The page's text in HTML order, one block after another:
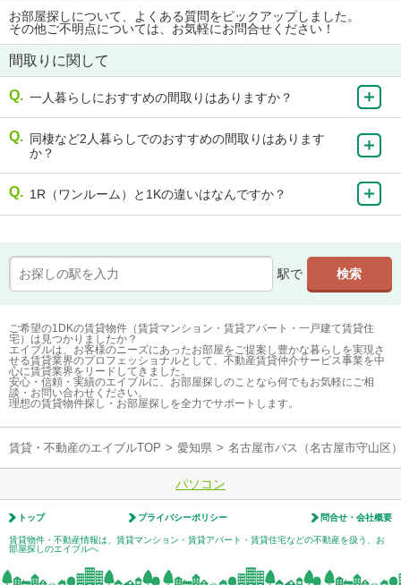
お部屋探しについて、よくある質問をピックアップしました。
その他ご不明点については、お気軽にお問合せください！
間取りに関して
一人暮らしにおすすめの間取りはありますか？
同棲など2人暮らしでのおすすめの間取りはあります
か？
1R（ワンルーム）と1Kの違いはなんですか？
駅で
ご希望の1DKの賃貸物件（賃貸マンション・賃貸アパート・一戸建て賃貸住
宅）は見つかりましたか？
エイブルは、お客様のニーズにあったお部屋をご提案し豊かな暮らしを実現さ
せる賃貸業界のプロフェッショナルとして、不動産賃貸仲介サービス事業を中
心に賃貸業界をリードしてきました。
安心・信頼・実績のエイブルに、お部屋探しのことなら何でもお気軽にご相
談・お問い合わせください。
理想の賃貸物件探し・お部屋探しを全力でサポートします。
賃貸・不動産のエイブルTOP > 愛知県 > 名古屋市バス（名古屋市守山区
パソコン
トップ プライバシーポリシー 問合せ・会社概要
賃貸物件・不動産情報は、賃貸マンション・賃貸アパート・賃貸住宅などの不動産を扱う、お
部屋探しのエイブルへ